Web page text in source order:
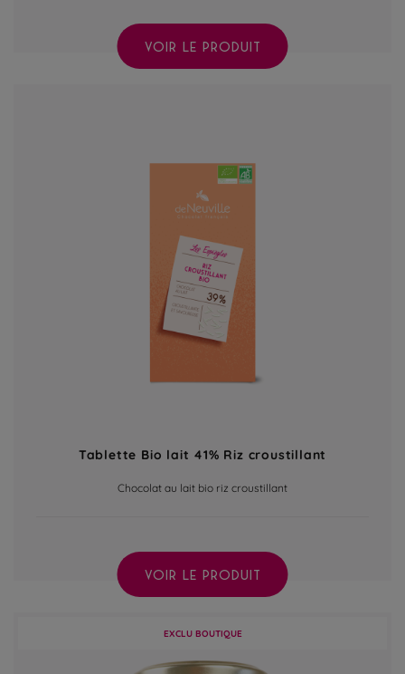
VOIR LE PRODUIT
Tablette Bio lait 41% Riz croustillant
Chocolat au lait bio riz croustillant
VOIR LE PRODUIT
EXCLU BOUTIQUE